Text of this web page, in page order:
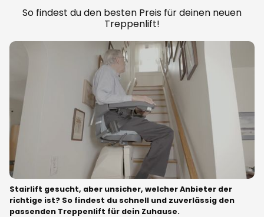
So findest du den besten Preis für deinen neuen
Treppenlift!
Stairlift gesucht, aber unsicher, welcher Anbieter der
richtige ist? So findest du schnell und zuverlässig den
passenden Treppenlift für dein Zuhause.